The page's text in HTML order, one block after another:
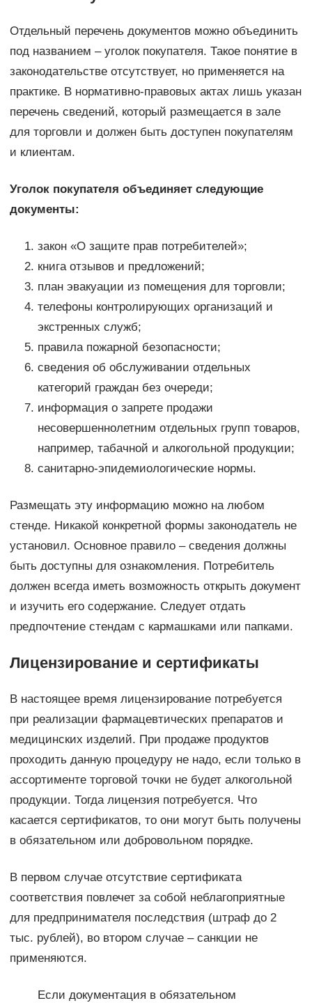
Отдельный перечень документов можно объединить
под названием – уголок покупателя. Такое понятие в
законодательстве отсутствует, но применяется на
практике. В нормативно-правовых актах лишь указан
перечень сведений, который размещается в зале
для торговли и должен быть доступен покупателям
и клиентам.
Уголок покупателя объединяет следующие
документы:
закон «О защите прав потребителей»;
книга отзывов и предложений;
план эвакуации из помещения для торговли;
телефоны контролирующих организаций и
экстренных служб;
правила пожарной безопасности;
сведения об обслуживании отдельных
категорий граждан без очереди;
информация о запрете продажи
несовершеннолетним отдельных групп товаров,
например, табачной и алкогольной продукции;
санитарно-эпидемиологические нормы.
Размещать эту информацию можно на любом
стенде. Никакой конкретной формы законодатель не
установил. Основное правило – сведения должны
быть доступны для ознакомления. Потребитель
должен всегда иметь возможность открыть документ
и изучить его содержание. Следует отдать
предпочтение стендам с кармашками или папками.
Лицензирование и сертификаты
В настоящее время лицензирование потребуется
при реализации фармацевтических препаратов и
медицинских изделий. При продаже продуктов
проходить данную процедуру не надо, если только в
ассортименте торговой точки не будет алкогольной
продукции. Тогда лицензия потребуется. Что
касается сертификатов, то они могут быть получены
в обязательном или добровольном порядке.
В первом случае отсутствие сертификата
соответствия повлечет за собой неблагоприятные
для предпринимателя последствия (штраф до 2
тыс. рублей), во втором случае – санкции не
применяются.
Если документация в обязательном